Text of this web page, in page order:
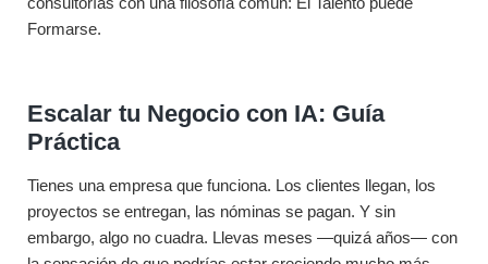
Formarse.
Escalar tu Negocio con IA: Guía
Práctica
Tienes una empresa que funciona. Los clientes llegan, los
proyectos se entregan, las nóminas se pagan. Y sin
embargo, algo no cuadra. Llevas meses —quizá años— con